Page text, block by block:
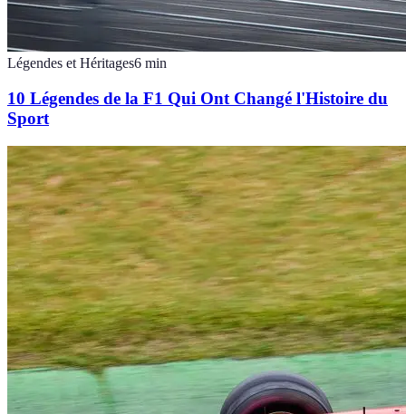
Légendes et Héritages6 min
10 Légendes de la F1 Qui Ont Changé l'Histoire du
Sport